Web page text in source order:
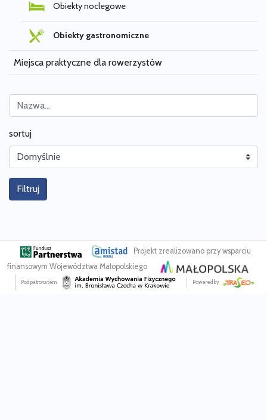
Obiekty noclegowe
Obiekty gastronomiczne
Miejsca praktyczne dla rowerzystów
sortuj
Filtruj
Projekt zrealizowano przy wsparciu
finansowym Województwa Małopolskiego
Pod patronatem Powered by